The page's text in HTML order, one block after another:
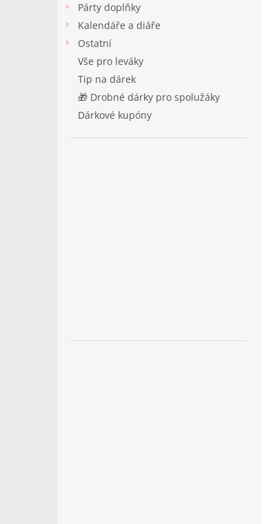
Párty doplňky
Kalendáře a diáře
Ostatní
Vše pro leváky
Tip na dárek
🎁 Drobné dárky pro spolužáky
Dárkové kupóny